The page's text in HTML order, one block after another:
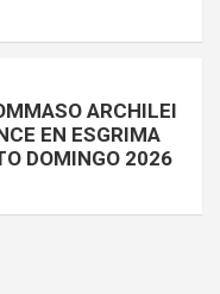
ARCHILEI
EN ESGRIMA
DOMINGO 2026